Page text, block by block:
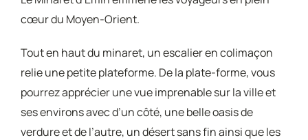
cœur du Moyen-Orient.
Tout en haut du minaret, un escalier en colimaçon
relie une petite plateforme. De la plate-forme, vous
pourrez apprécier une vue imprenable sur la ville et
ses environs avec d’un côté, une belle oasis de
verdure et de l’autre, un désert sans fin ainsi que les